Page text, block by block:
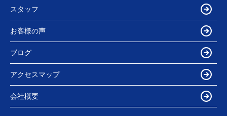
スタッフ
お客様の声
ブログ
アクセスマップ
会社概要